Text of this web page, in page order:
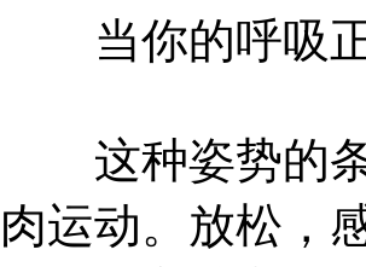
当你的呼吸正
这种姿势的条
肉运动。放松，